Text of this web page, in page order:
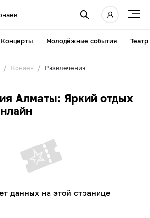
Концерты Молодёжные события Театр
Конаев Развлечения
Алматы: Яркий отдых
данных на этой странице